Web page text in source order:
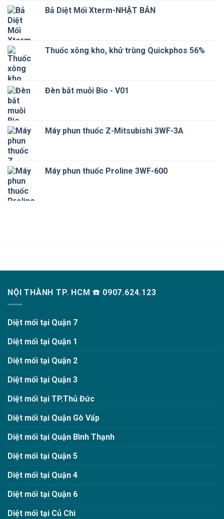
Bả Diệt Mối Xterm-NHẬT BẢN
Thuốc xông kho, khử trùng Quickphos 56%
Đèn bắt muỗi Bio - V01
Máy phun thuốc Z-Mitsubishi 3WF-3A
Máy phun thuốc Proline 3WF-600
NỘI THÀNH TP. HCM ☎️ 0907.624.123
Diệt mối tại Quận 7
Diệt mối tại Quận 1
Diệt mối tại Quận 2
Diệt mối tại Quận 3
Diệt mối tại TP.Thủ Đức
Diệt mối tại Quận Gò Vấp
Diệt mối tại Quận Bình Thạnh
Diệt mối tại Quận 5
Diệt mối tại Quận 4
Diệt mối tại Quận 6
Diệt mối tại Củ Chi